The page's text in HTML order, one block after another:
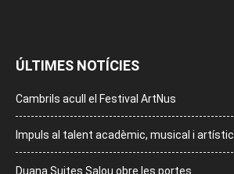
ÚLTIMES NOTÍCIES
Cambrils acull el Festival ArtNus
Impuls al talent acadèmic, musical i artístic
Duana Suites Salou obre les portes